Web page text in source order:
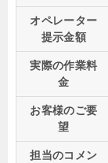
オペレーター
提示金額
実際の作業料
金
お客様のご要
望
担当のコメン